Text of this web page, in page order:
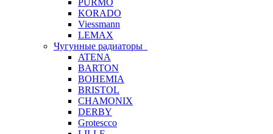
PURMO
KORADO
Viessmann
LEMAX
Чугунные радиаторы
ATENA
BARTON
BOHEMIA
BRISTOL
CHAMONIX
DERBY
Grotescco